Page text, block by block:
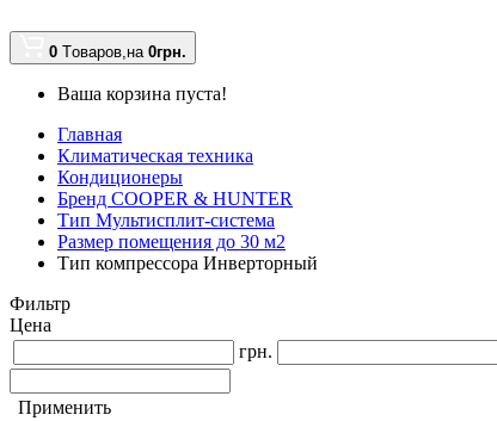
0 Tоваров,на 0грн.
Ваша корзина пуста!
Главная
Климатическая техника
Кондиционеры
Бренд COOPER & HUNTER
Тип Мультисплит-система
Размер помещения до 30 м2
Тип компрессора Инверторный
Фильтр
Цена
грн.
Применить